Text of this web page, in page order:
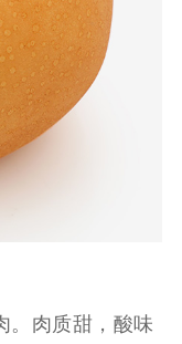
。肉质甜，酸味